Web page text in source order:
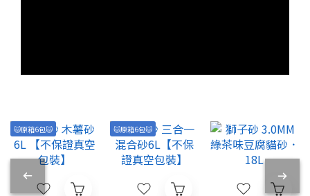
🐱原箱6包🐱 🐱原箱6包🐱